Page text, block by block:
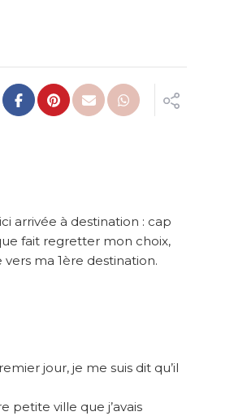
arrivée à destination : cap
fait regretter mon choix,
ma 1ère destination.
jour, je me suis dit qu’il
petite ville que j’avais